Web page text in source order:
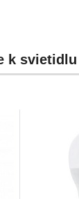
k svietidlu